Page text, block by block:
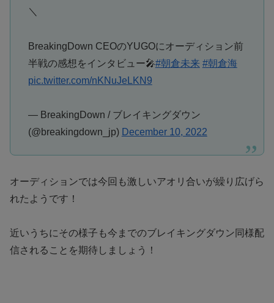
＼
BreakingDown CEOのYUGOにオーディション前
半戦の感想をインタビュー🎤#朝倉未来 #朝倉海
pic.twitter.com/nKNuJeLKN9
— BreakingDown / ブレイキングダウン
(@breakingdown_jp) December 10, 2022
オーディションでは今回も激しいアオリ合いが繰り広げら
れたようです！
近いうちにその様子も今までのブレイキングダウン同様配
信されることを期待しましょう！